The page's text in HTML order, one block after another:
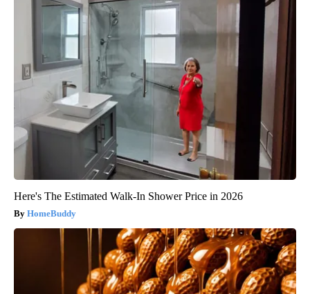
Here's The Estimated Walk-In Shower Price in 2026
HomeBuddy